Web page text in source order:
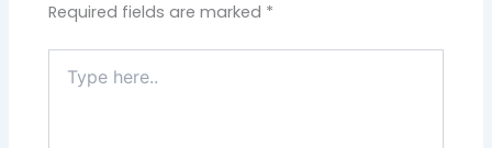
Required fields are marked *
here..